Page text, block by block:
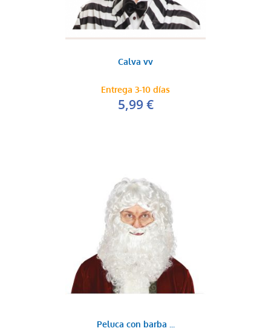
Calva vv
Entrega 3-10 días
5,99 €
Peluca con barba ...